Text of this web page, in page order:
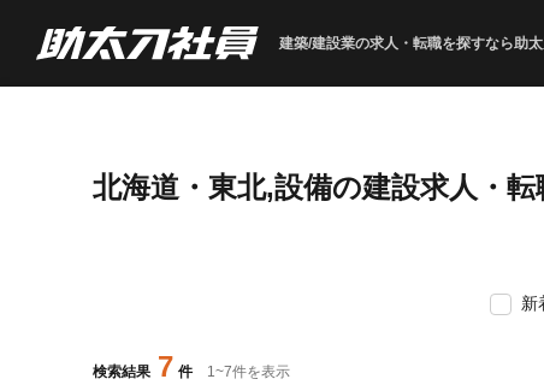
建築/建設業の求人・転職を探すなら助
北海道・東北,設備の建設求人・
検索結果 7 件 1~7件を表示
新